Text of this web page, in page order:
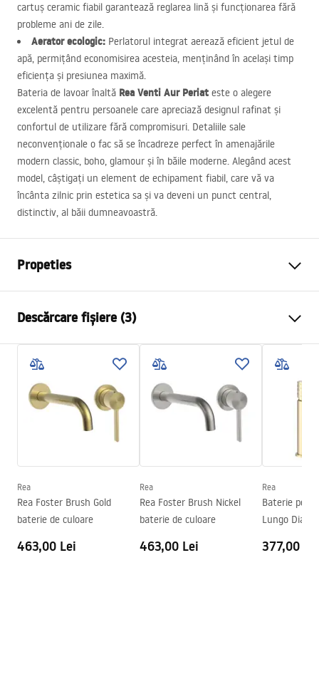
cartuș ceramic fiabil garantează reglarea lină și funcționarea fără
probleme ani de zile.
Aerator ecologic: Perlatorul integrat aerează eficient jetul de
apă, permițând economisirea acesteia, menținând în același timp
eficiența și presiunea maximă.
Bateria de lavoar înaltă Rea Venti Aur Periat este o alegere
excelentă pentru persoanele care apreciază designul rafinat și
confortul de utilizare fără compromisuri. Detaliile sale
neconvenționale o fac să se încadreze perfect în amenajările
modern classic, boho, glamour și în băile moderne. Alegând acest
model, câștigați un element de echipament fiabil, care vă va
încânta zilnic prin estetica sa și va deveni un punct central,
distinctiv, al băii dumneavoastră.
Propeties
Metodă de montaj
Culoare
Auriu periat
Tip de gura de scurgere
Fixă
Material
Alamă
Lungimea gurii
Diametru pentru conectare
Garantie
5 ani
Descărcare fișiere (3)
Condiții de garanție
Warranty_Terms_and_Conditions_Faucets_-_5.pdf
Instrucțiuni de asamblare
Informații de siguranță
Rea
Rea Foster Brush Gold
baterie de culoare
463,00 Lei
Rea
Rea Foster Brush Nickel
baterie de culoare
463,00 Lei
Rea
Baterie
Lungo
377,00 Lei